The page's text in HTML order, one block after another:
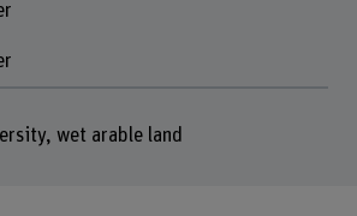
wet arable land